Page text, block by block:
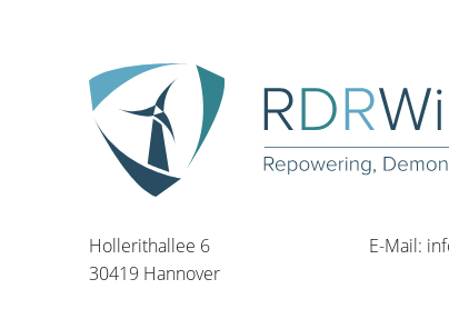
Hollerithallee 6
30419 Hannover
E-Mail: